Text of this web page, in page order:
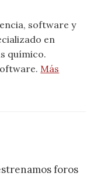
software y
en
químico.
Más
foros